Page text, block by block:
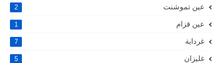
عين تموشنت 2
عين قزام 1
غرداية 7
غليزان 5